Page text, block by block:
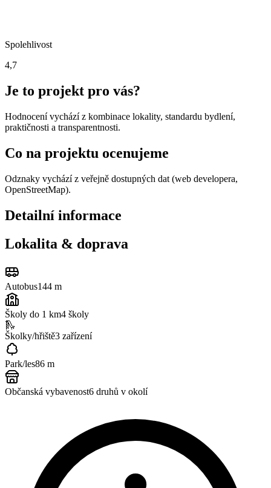
Spolehlivost
4,7
Je to projekt pro vás?
Hodnocení vychází z kombinace lokality, standardu bydlení,
praktičnosti a transparentnosti.
Co na projektu ocenujeme
Odznaky vychází z veřejně dostupných dat (web developera,
OpenStreetMap).
Detailní informace
Lokalita & doprava
Autobus144 m
Školy do 1 km4 školy
🛝
Školky/hřiště3 zařízení
Park/les86 m
Občanská vybavenost6 druhů v okolí